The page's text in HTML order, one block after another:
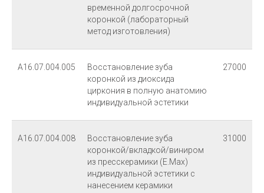
временной долгосрочной
коронкой (лабораторный
метод изготовления)
A16.07.004.005
Восстановление зуба
коронкой из диоксида
циркония в полную анатомию
индивидуальной эстетики
27000
А16.07.004.008
Восстановление зуба
коронкой/вкладкой/виниром
из пресскерамики (E.Max)
индивидуальной эстетики с
нанесением керамики
31000
УСЛУГИ
Пародонтологическое лечение
Реставрация зубов
акциями и конкурсами
в группе вконтекте